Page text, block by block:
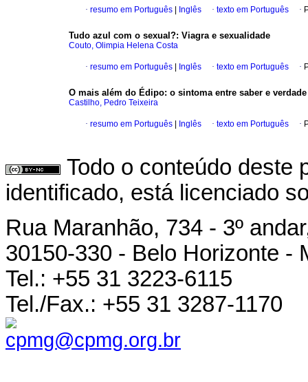
· resumo em Português Inglês · texto em Português ·
Tudo azul com o sexual?: Viagra e sexualidade
Couto, Olimpia Helena Costa
· resumo em Português Inglês · texto em Português ·
O mais além do Édipo: o sintoma entre saber e verdade
Castilho, Pedro Teixeira
· resumo em Português Inglês · texto em Português ·
Todo o conteúdo deste
identificado, está licenciado
Rua Maranhão, 734 - 3º
30150-330 - Belo Horizonte -
Tel.: +55 31 3223-6115
Tel./Fax.: +55 31 3287-1170
cpmg@cpmg.org.br